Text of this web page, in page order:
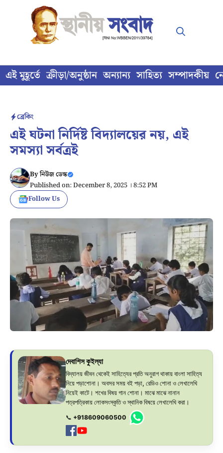
content
এই মুহূর্তে ক্রীড়া/অনুষ্ঠান অন্যান্য সাহিত্য সম্পাদকীয়
ব্রেকিং
এই ঘটনা নির্দিষ্ট বিদ্যালয়ের নয়, এই
সমস্যা সর্বত্রই
Byনিউজ ডেস্ক
Published on: December 8, 2025 । 8:52 PM
Follow Us
দেবাশিস কুইল্যা
বিদ্যালয় জীবন থেকেই সাহিত্যের প্রতি অনুরাগ থাকায় বাংলা সাহিত্য
নিয়ে পড়াশোনা। অবসর সময় বই পড়া, রেডিও শোনা ও লেখালেখি
নিয়েই কাটে। শখের বিষয় গান শোনা। মাঝে মাঝে নানান
পত্রপত্রিকায় লোকসংস্কৃতি ও স্থানিক বিষয়ে লেখালেখি করা।
📞 +918609060500